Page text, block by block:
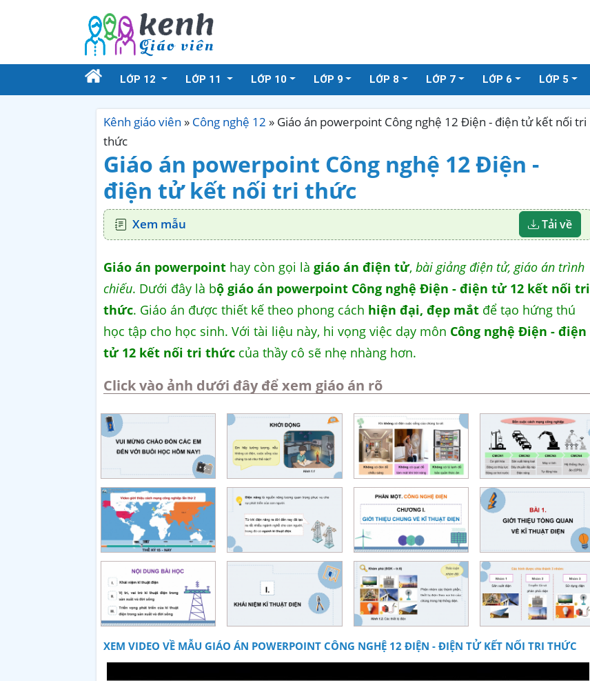
LỚP 12 LỚP 11 LỚP 10 LỚP 9 LỚP 8 LỚP 7 LỚP 6 LỚP 5
Kênh giáo viên » Công nghệ 12 » Giáo án powerpoint Công nghệ 12 Điện - điện tử kết nối tri
thức
Giáo án powerpoint Công nghệ 12 Điện -
điện tử kết nối tri thức
Xem mẫu Tải về
Giáo án powerpointhay còn gọi là giáo án điện tử, bài giảng điện tử, giáo án trình
chiếu. Dưới đây là bộ giáo án powerpoint Công nghệ Điện - điện tử 12 kết nối tri
thức. Giáo án được thiết kế theo phong cách hiện đại, đẹp mắtđể tạo hứng thú
học tập cho học sinh. Với tài liệu này, hi vọng việc dạy môn Công nghệ Điện - điện
tử 12 kết nối tri thứccủa thầy cô sẽ nhẹ nhàng hơn.
Click vào ảnh dưới đây để xem giáo án rõ
XEM VIDEO VỀ MẪU GIÁO ÁN POWERPOINT CÔNG NGHỆ 12 ĐIỆN - ĐIỆN TỬ KẾT NỐI TRI THỨC